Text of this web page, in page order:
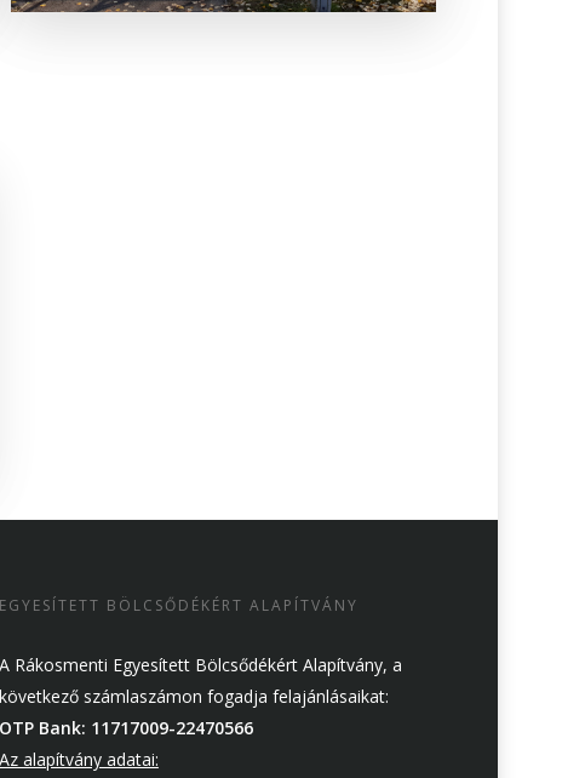
EGYESÍTETT BÖLCSŐDÉKÉRT ALAPÍTVÁNY
A Rákosmenti Egyesített Bölcsődékért Alapítvány, a
következő számlaszámon fogadja felajánlásaikat:
OTP Bank: 11717009-22470566
Az alapítvány adatai: